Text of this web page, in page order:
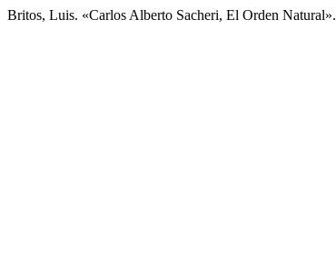
Britos, Luis. «Carlos Alberto Sacheri, El Orden Natural».